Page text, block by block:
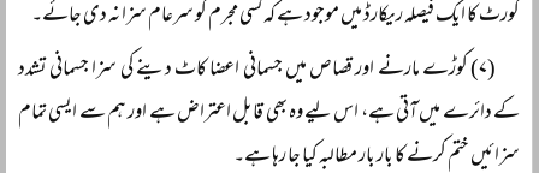
کورٹ کا ایک فیصلہ ریکارڈ میں موجود ہے کہ کسی مجرم کو سرعام سزا نہ دی جائے۔
(۷) کوڑے مارنے اور قصاص میں جسمانی اعضا کاٹ دینے کی سزا جسمانی تشدد
کے دائرے میں آتی ہے، اس لیے وہ بھی قابل اعتراض ہے اور ہم سے ایسی تمام
سزائیں ختم کرنے کا بار بار مطالبہ کیا جا رہا ہے۔